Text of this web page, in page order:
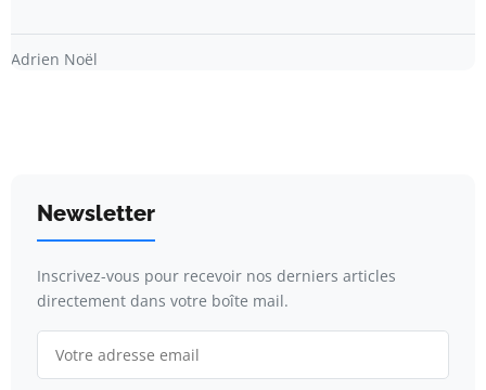
Adrien Noël
Newsletter
Inscrivez-vous pour recevoir nos derniers articles
directement dans votre boîte mail.